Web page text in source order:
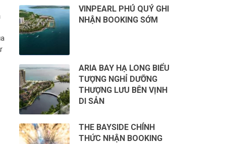
VINPEARL PHÚ QUÝ GHI
NHẬN BOOKING SỚM
ARIA BAY HẠ LONG BIỂU
TƯỢNG NGHỈ DƯỠNG
THƯỢNG LƯU BÊN VỊNH
DI SẢN
THE BAYSIDE CHÍNH
THỨC NHẬN BOOKING